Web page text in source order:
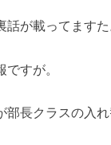
が載ってますた
すが。
部長クラスの入